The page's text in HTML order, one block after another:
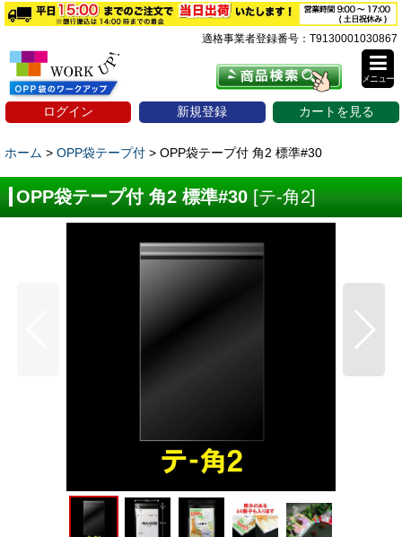
適格事業者登録番号：T9130001030867
ログイン 新規登録 カートを見る
メニュー
ホーム > OPP袋テープ付 > OPP袋テープ付 角2 標準#30
OPP袋テープ付 角2 標準#30 [テ-角2]